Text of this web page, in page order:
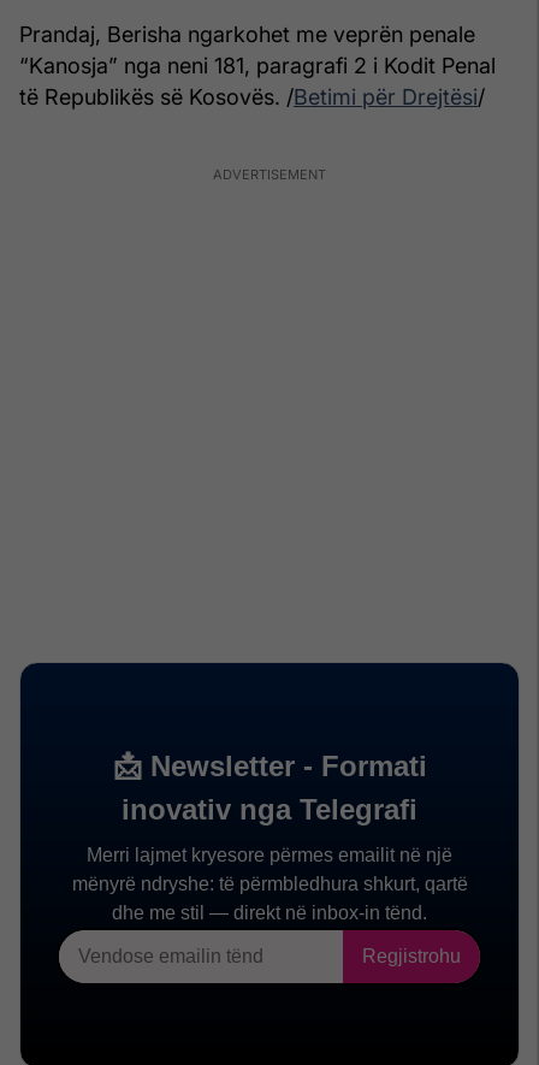
Prandaj, Berisha ngarkohet me veprën penale
“Kanosja” nga neni 181, paragrafi 2 i Kodit Penal
të Republikës së Kosovës. /Betimi për Drejtësi/